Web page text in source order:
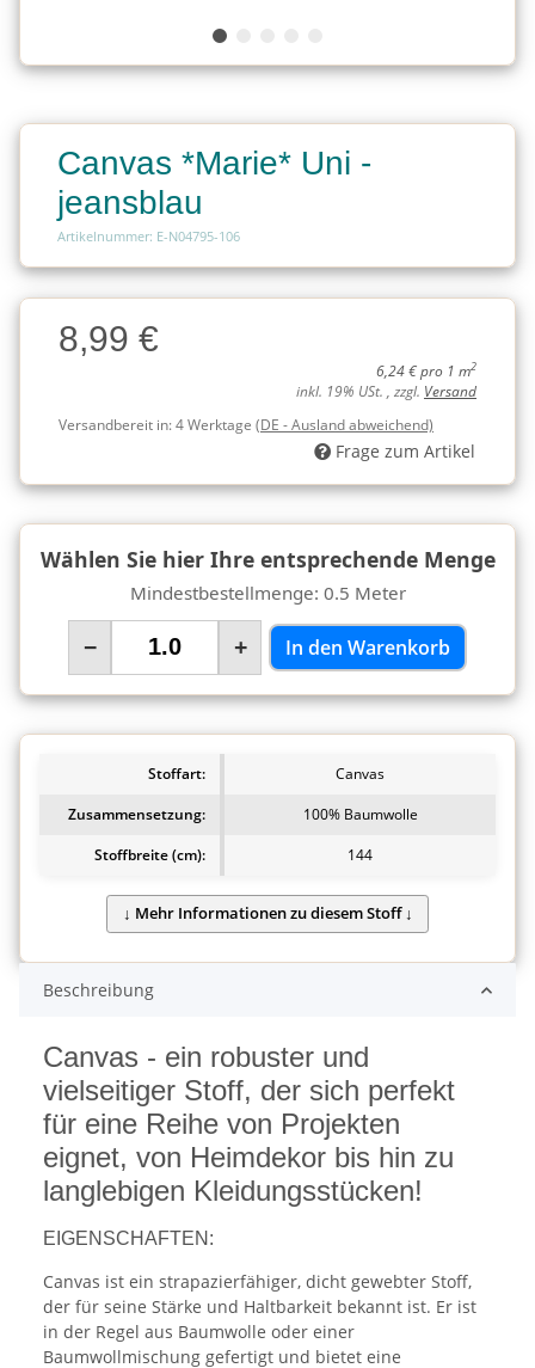
Canvas *Marie* Uni -
jeansblau
Artikelnummer: E-N04795-106
Charge
Charge8,99 €
6,24 € pro 1 m2
inkl. 19% USt. , zzgl. Versand
Versandbereit in:4 Werktage (DE - Ausland abweichend)
Frage zum Artikel
Wählen Sie hier Ihre entsprechende Menge
Mindestbestellmenge: 0.5 Meter
− + In den Warenkorb
Stoffart:
Canvas
Zusammensetzung:
100% Baumwolle
Stoffbreite (cm):
144
Beschreibung
Canvas - ein robuster und
vielseitiger Stoff, der sich perfekt
für eine Reihe von Projekten
eignet, von Heimdekor bis hin zu
langlebigen Kleidungsstücken!
EIGENSCHAFTEN:
Canvas ist ein strapazierfähiger, dicht gewebter Stoff,
der für seine Stärke und Haltbarkeit bekannt ist. Er ist
in der Regel aus Baumwolle oder einer
Baumwollmischung gefertigt und bietet eine